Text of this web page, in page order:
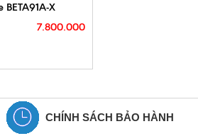
BETA91A-X
7.800.000
CHÍNH SÁCH BẢO HÀNH